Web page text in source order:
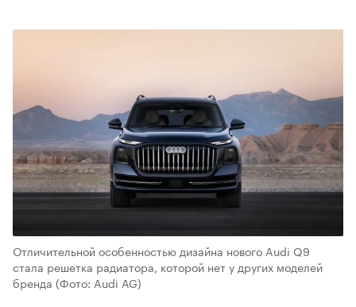
Отличительной особенностью дизайна нового Audi Q9
стала решетка радиатора, которой нет у других моделей
бренда (Фото: Audi AG)